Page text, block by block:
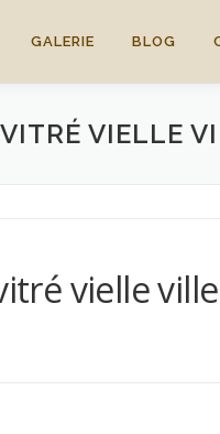
GALERIE BLOG
VIELLE
vielle ville